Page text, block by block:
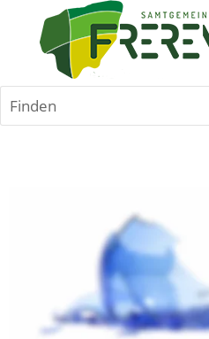
Finden
Defekte
Bitte hier eine defekte
anmelden. Es erfolgt eine
Online-Formular der
Dienstleister für die